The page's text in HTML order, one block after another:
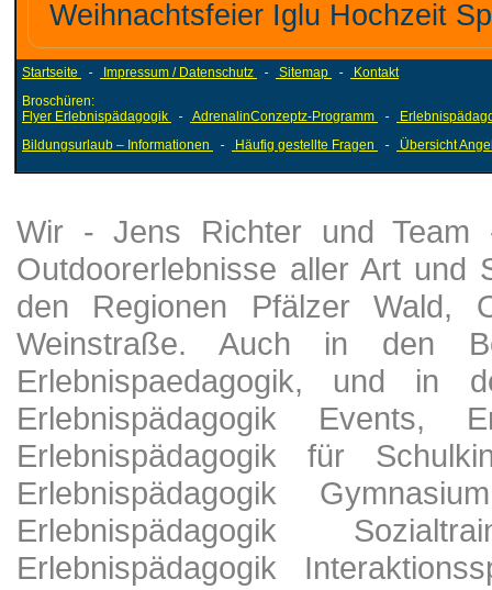
Startseite - Impressum / Datenschutz - Sitemap -
Kontakt
Broschüren:
Flyer Erlebnispädagogik
- AdrenalinConzeptz-Programm -
Bildungsurlaub – Informationen
- Häufig gestellte Fragen - Übersicht
Wir - Jens Richter und
Outdoorerlebnisse aller Art und
den Regionen Pfälzer Wald,
Weinstraße. Auch in den
Erlebnispaedagogik, und in
Erlebnispädagogik Events,
Erlebnispädagogik für
Erlebnispädagogik
Erlebnispädagogik
Erlebnispädagogik